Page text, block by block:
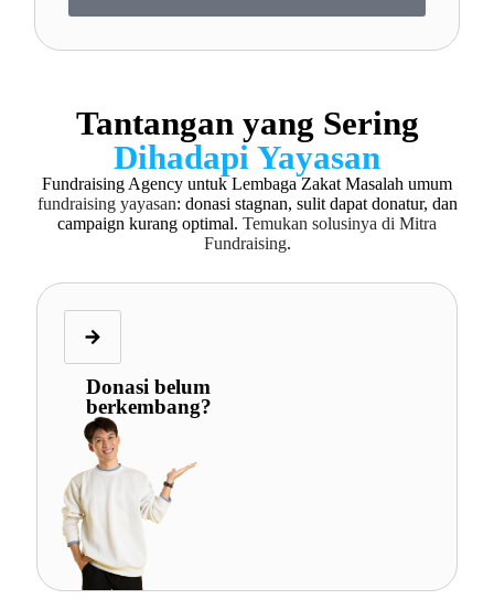
Tantangan yang Sering
Dihadapi Yayasan
Fundraising Agency untuk Lembaga Zakat Masalah umum
fundraising yayasan: donasi stagnan, sulit dapat donatur, dan
campaign kurang optimal. Temukan solusinya di Mitra
Fundraising.
Donasi belum
berkembang?